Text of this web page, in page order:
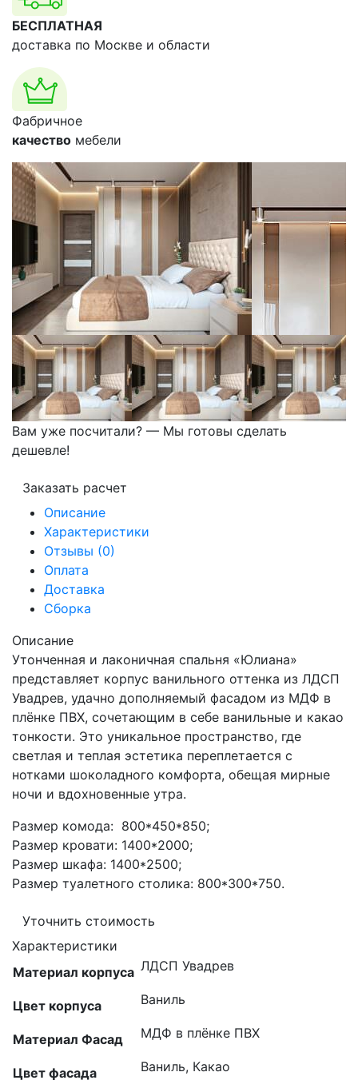
БЕСПЛАТНАЯ
доставка по Москве и области
Фабричное
качество мебели
Вам уже посчитали? — Мы готовы сделать
дешевле!
Заказать расчет
Описание
Характеристики
Отзывы (0)
Оплата
Доставка
Сборка
Описание
Утонченная и лаконичная спальня «Юлиана»
представляет корпус ванильного оттенка из ЛДСП
Увадрев, удачно дополняемый фасадом из МДФ в
плёнке ПВХ, сочетающим в себе ванильные и какао
тонкости. Это уникальное пространство, где
светлая и теплая эстетика переплетается с
нотками шоколадного комфорта, обещая мирные
ночи и вдохновенные утра.
Размер комода: 800*450*850;
Размер кровати: 1400*2000;
Размер шкафа: 1400*2500;
Размер туалетного столика: 800*300*750.
Уточнить стоимость
Характеристики
Материал корпуса ЛДСП Увадрев
Цвет корпуса Ваниль
Материал Фасад МДФ в плёнке ПВХ
Цвет фасада Ваниль, Какао